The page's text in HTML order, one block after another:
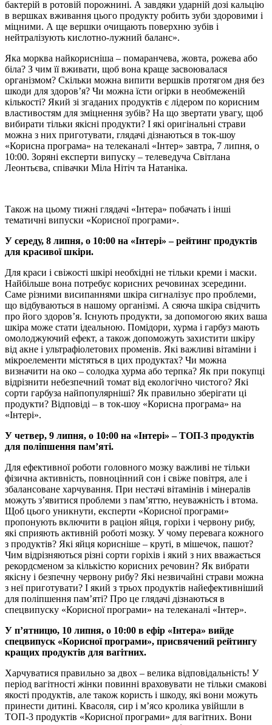
бактерій в ротовій порожнині. А завдяки ударній дозі кальцію
в вершках вживання цього продукту робить зуби здоровими і
міцними. А ще вершки очищають поверхню зубів і
нейтралізують кислотно-лужний баланс».
Яка морква найкорисніша – помаранчева, жовта, рожева або
біла? З чим її вживати, щоб вона краще засвоювалася
організмом? Скільки можна випити вершків протягом дня без
шкоди для здоров’я? Чи можна їсти огірки в необмеженій
кількості? Який зі згаданих продуктів є лідером по корисним
властивостям для зміцнення зубів? На що звертати увагу, щоб
вибирати тільки якісні продукти? І які оригінальні страви
можна з них приготувати, глядачі дізнаються в ток-шоу
«Корисна програма» на телеканалі «Інтер» завтра, 7 липня, о
10:00. Зоряні експерти випуску – телеведуча Світлана
Леонтьєва, співачки Міла Нітіч та Натаніка.
Також на цьому тижні глядачі «Інтера» побачать і інші
тематичні випуски «Корисної програми».
У середу, 8 липня, о 10:00 на «Інтері» – рейтинг продуктів
для красивої шкіри.
Для краси і свіжості шкірі необхідні не тільки креми і маски.
Найбільше вона потребує корисних речовинах зсередини.
Саме різними висипаннями шкіра сигналізує про проблеми,
що відбуваються в нашому організмі. А сяюча шкіра свідчить
про його здоров’я. Існують продукти, за допомогою яких ваша
шкіра може стати ідеальною. Помідори, хурма і гарбуз мають
омолоджуючий ефект, а також допоможуть захистити шкіру
від акне і ультрафіолетових променів. Які важливі вітаміни і
мікроелементи містяться в цих продуктах? Чи можна
визначити на око – солодка хурма або терпка? Як при покупці
відрізнити небезпечний томат від екологічно чистого? Які
сорти гарбуза найпопулярніші? Як правильно зберігати ці
продукти? Відповіді – в ток-шоу «Корисна програма» на
«Інтері».
У четвер, 9 липня, о 10:00 на «Інтері» – ТОП-3 продуктів
для поліпшення пам’яті.
Для ефективної роботи головного мозку важливі не тільки
фізична активність, повноцінний сон і свіже повітря, але і
збалансоване харчування. При нестачі вітамінів і мінералів
можуть з’явитися проблеми з пам’яттю, неуважність і втома.
Щоб цього уникнути, експерти «Корисної програми»
пропонують включити в раціон яйця, горіхи і червону рибу,
які сприяють активній роботі мозку. У чому перевага кожного
з продуктів? Які яйця корисніше – круті, в мішечок, пашот?
Чим відрізняються різні сорти горіхів і який з них вважається
рекордсменом за кількістю корисних речовин? Як вибрати
якісну і безпечну червону рибу? Які незвичайні страви можна
з неї приготувати? І який з трьох продуктів найефективніший
для поліпшення пам’яті? Про це глядачі дізнаються в
спецвипуску «Корисної програми» на телеканалі «Інтер».
У п’ятницю, 10 липня, о 10:00 в ефір «Інтера» вийде
спецвипуск «Корисної програми», присвячений рейтингу
кращих продуктів для вагітних.
Харчуватися правильно за двох – велика відповідальність! У
період вагітності жінки повинні враховувати не тільки смакові
якості продуктів, але також користь і шкоду, які вони можуть
принести дитині. Квасоля, сир і м’ясо кролика увійшли в
ТОП-3 продуктів «Корисної програми» для вагітних. Вони